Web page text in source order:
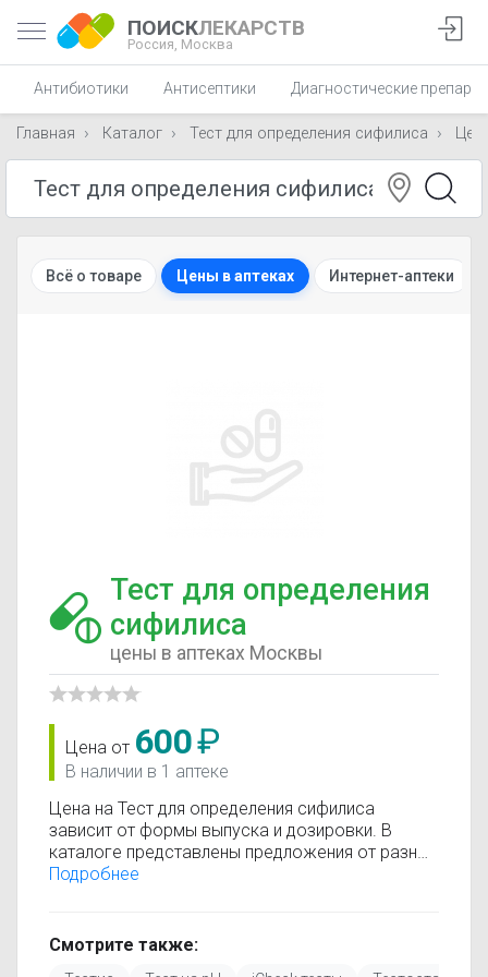
ПОИСКЛЕКАРСТВ
Россия, Москва
Антибиотики Антисептики Диагностические
Главная Каталог Тест для определения сифилиса
Всё о товаре Цены в аптеках Интернет-аптеки
Тест для определения
сифилиса
цены в аптеках Москвы
Цена от 600₽
В наличии в 1 аптеке
Цена на Тест для определения сифилиса
зависит от формы выпуска и дозировки. В
каталоге представлены предложения от разных
аптек, что позволяет быстро найти, где купить
регулярно обновляется, поэтому вы видите
только актуальные данные.
Подробнее
Смотрите также: